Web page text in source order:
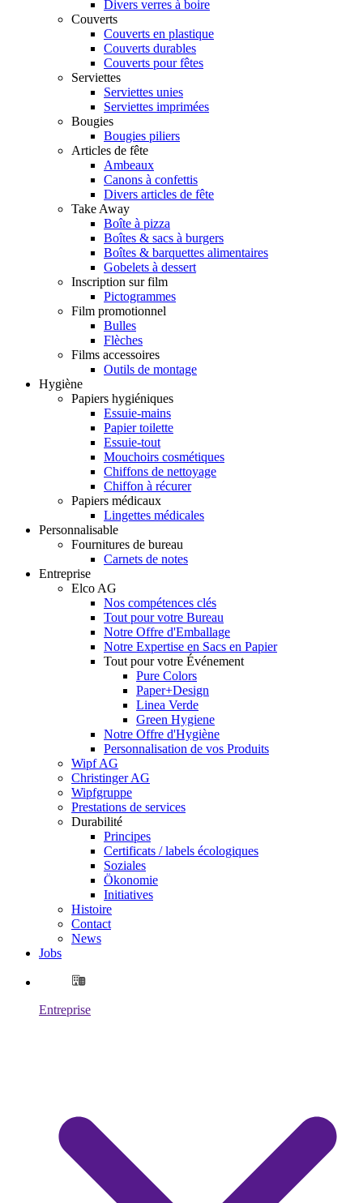
Divers verres à boire
Couverts
Couverts en plastique
Couverts durables
Couverts pour fêtes
Serviettes
Serviettes unies
Serviettes imprimées
Bougies
Bougies piliers
Articles de fête
Ambeaux
Canons à confettis
Divers articles de fête
Take Away
Boîte à pizza
Boîtes & sacs à burgers
Boîtes & barquettes alimentaires
Gobelets à dessert
Inscription sur film
Pictogrammes
Film promotionnel
Bulles
Flèches
Films accessoires
Outils de montage
Hygiène
Papiers hygiéniques
Essuie-mains
Papier toilette
Essuie-tout
Mouchoirs cosmétiques
Chiffons de nettoyage
Chiffon à récurer
Papiers médicaux
Lingettes médicales
Personnalisable
Fournitures de bureau
Carnets de notes
Entreprise
Elco AG
Nos compétences clés
Tout pour votre Bureau
Notre Offre d'Emballage
Notre Expertise en Sacs en Papier
Tout pour votre Événement
Pure Colors
Paper+Design
Linea Verde
Green Hygiene
Notre Offre d'Hygiène
Personnalisation de vos Produits
Wipf AG
Christinger AG
Wipfgruppe
Prestations de services
Durabilité
Principes
Certificats / labels écologiques
Soziales
Ökonomie
Initiatives
Histoire
Contact
News
Jobs
Entreprise